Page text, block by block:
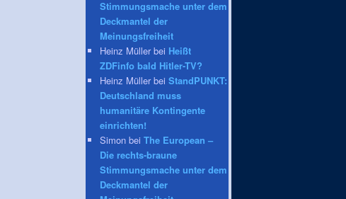
Stimmungsmache unter dem
Deckmantel der
Meinungsfreiheit
Heinz Müller bei Heißt
ZDFinfo bald Hitler-TV?
Heinz Müller bei StandPUNKT:
Deutschland muss
humanitäre Kontingente
einrichten!
Simon bei The European –
Die rechts-braune
Stimmungsmache unter dem
Deckmantel der